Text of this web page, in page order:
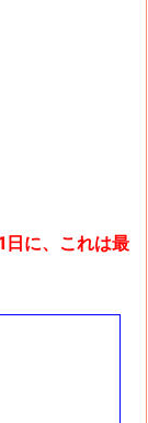
に、これは最